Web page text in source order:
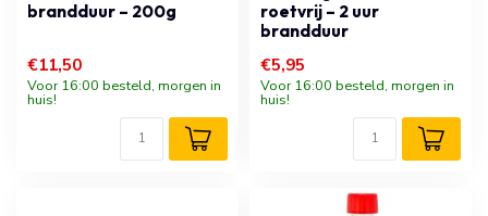
brandduur – 200g
€11,50
Voor 16:00 besteld, morgen in
huis!
roetvrij – 2 uur
brandduur
€5,95
Voor 16:00 besteld, morgen in
huis!